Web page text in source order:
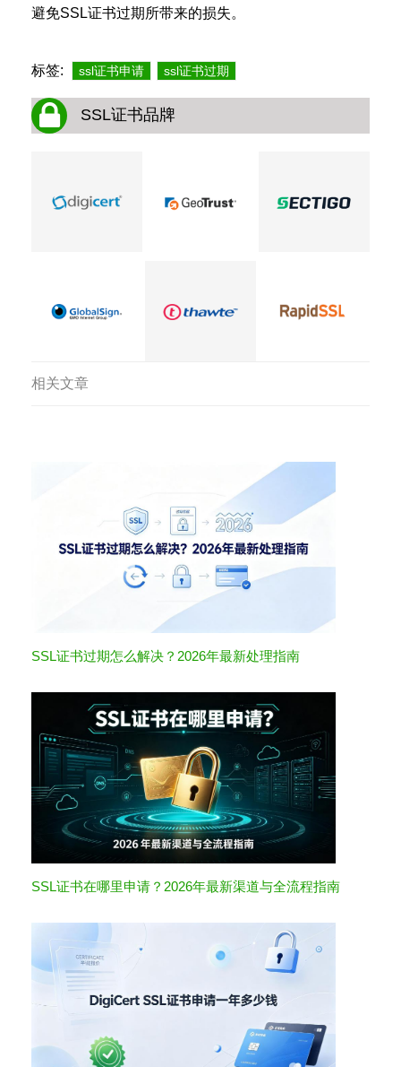
避免SSL证书过期所带来的损失。
标签: ssl证书申请 ssl证书过期
SSL证书品牌
相关文章
SSL证书过期怎么解决？2026年最新处理指南
SSL证书在哪里申请？2026年最新渠道与全流程指南